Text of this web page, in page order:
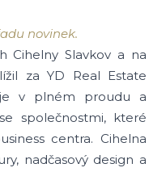
novinek.
Cihelny Slavkov a na
za YD Real Estate
v plném proudu a
společnostmi, které
centra. Cihelna
nadčasový design a